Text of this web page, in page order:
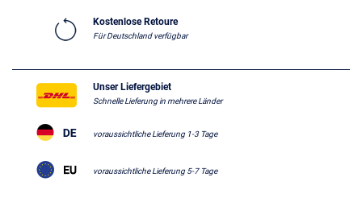
Kostenlose Retoure
Für Deutschland verfügbar
Unser Liefergebiet
Schnelle Lieferung in mehrere Länder
voraussichtliche Lieferung 1-3 Tage
voraussichtliche Lieferung 5-7 Tage